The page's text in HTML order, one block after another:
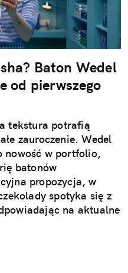
Baton Wedel
od pierwszego
tekstura potrafią
zauroczenie. Wedel
nowość w portfolio,
batonów
propozycja, w
spotyka się z
na aktualne